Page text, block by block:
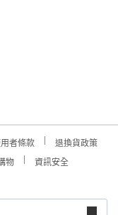
者條款
退換貨政策
物
資訊安全